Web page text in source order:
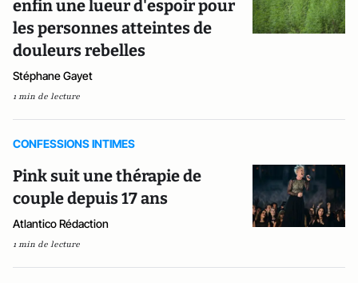
enfin une lueur d'espoir pour
les personnes atteintes de
douleurs rebelles
Stéphane Gayet
1 min de lecture
CONFESSIONS INTIMES
Pink suit une thérapie de
couple depuis 17 ans
Atlantico Rédaction
1 min de lecture